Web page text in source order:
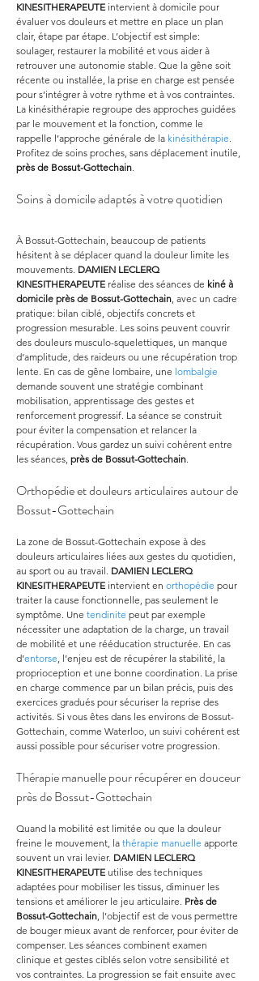
KINESITHERAPEUTE intervient à domicile pour
évaluer vos douleurs et mettre en place un plan
clair, étape par étape. L’objectif est simple:
soulager, restaurer la mobilité et vous aider à
retrouver une autonomie stable. Que la gêne soit
récente ou installée, la prise en charge est pensée
pour s’intégrer à votre rythme et à vos contraintes.
La kinésithérapie regroupe des approches guidées
par le mouvement et la fonction, comme le
rappelle l’approche générale de la kinésithérapie.
Profitez de soins proches, sans déplacement inutile,
près de Bossut-Gottechain.
Soins à domicile adaptés à votre quotidien
À Bossut-Gottechain, beaucoup de patients
hésitent à se déplacer quand la douleur limite les
mouvements. DAMIEN LECLERQ
KINESITHERAPEUTE réalise des séances de kiné à
domicile près de Bossut-Gottechain, avec un cadre
pratique: bilan ciblé, objectifs concrets et
progression mesurable. Les soins peuvent couvrir
des douleurs musculo-squelettiques, un manque
d’amplitude, des raideurs ou une récupération trop
lente. En cas de gêne lombaire, une lombalgie
demande souvent une stratégie combinant
mobilisation, apprentissage des gestes et
renforcement progressif. La séance se construit
pour éviter la compensation et relancer la
récupération. Vous gardez un suivi cohérent entre
les séances, près de Bossut-Gottechain.
Orthopédie et douleurs articulaires autour de
Bossut-Gottechain
La zone de Bossut-Gottechain expose à des
douleurs articulaires liées aux gestes du quotidien,
au sport ou au travail. DAMIEN LECLERQ
KINESITHERAPEUTE intervient en orthopédie pour
traiter la cause fonctionnelle, pas seulement le
symptôme. Une tendinite peut par exemple
nécessiter une adaptation de la charge, un travail
de mobilité et une rééducation structurée. En cas
d’entorse, l’enjeu est de récupérer la stabilité, la
proprioception et une bonne coordination. La prise
en charge commence par un bilan précis, puis des
exercices gradués pour sécuriser la reprise des
activités. Si vous êtes dans les environs de Bossut-
Gottechain, comme Waterloo, un suivi cohérent est
aussi possible pour sécuriser votre progression.
Thérapie manuelle pour récupérer en douceur
près de Bossut-Gottechain
Quand la mobilité est limitée ou que la douleur
freine le mouvement, la thérapie manuelle apporte
souvent un vrai levier. DAMIEN LECLERQ
KINESITHERAPEUTE utilise des techniques
adaptées pour mobiliser les tissus, diminuer les
tensions et améliorer le jeu articulaire. Près de
Bossut-Gottechain, l’objectif est de vous permettre
de bouger mieux avant de renforcer, pour éviter de
compenser. Les séances combinent examen
clinique et gestes ciblés selon votre sensibilité et
vos contraintes. La progression se fait ensuite avec